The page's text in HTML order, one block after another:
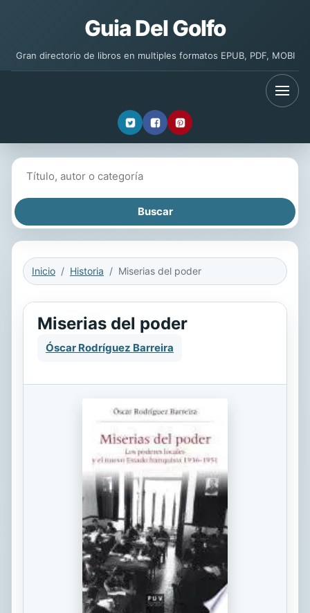
Guia Del Golfo
Gran directorio de libros en multiples formatos EPUB, PDF, MOBI
Inicio Historia Miserias del poder
Miserias del poder
Óscar Rodríguez Barreira